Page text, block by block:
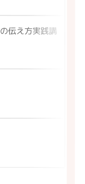
伝え方実践講